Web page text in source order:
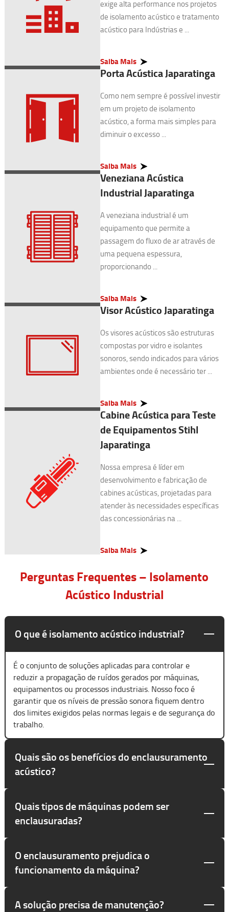
exige alta performance nos projetos
de isolamento acústico e tratamento
acústico para Indústrias e ...
Saiba Mais
Porta Acústica Japaratinga
Como nem sempre é possível investir
em um projeto de isolamento
acústico, a forma mais simples para
diminuir o excesso ...
Saiba Mais
Veneziana Acústica
Industrial Japaratinga
A veneziana industrial é um
equipamento que permite a
passagem do fluxo de ar através de
uma pequena espessura,
proporcionando ...
Saiba Mais
Visor Acústico Japaratinga
Os visores acústicos são estruturas
compostas por vidro e isolantes
sonoros, sendo indicados para vários
ambientes onde é necessário ter ...
Saiba Mais
Cabine Acústica para Teste
de Equipamentos Stihl
Japaratinga
Nossa empresa é líder em
desenvolvimento e fabricação de
cabines acústicas, projetadas para
atender às necessidades específicas
das concessionárias na ...
Saiba Mais
Perguntas Frequentes – Isolamento
Acústico Industrial
O que é isolamento acústico industrial?
É o conjunto de soluções aplicadas para controlar e
reduzir a propagação de ruídos gerados por máquinas,
equipamentos ou processos industriais. Nosso foco é
garantir que os níveis de pressão sonora fiquem dentro
dos limites exigidos pelas normas legais e de segurança do
trabalho.
Quais são os benefícios do enclausuramento
acústico?
Quais tipos de máquinas podem ser
enclausuradas?
O enclausuramento prejudica o
funcionamento da máquina?
A solução precisa de manutenção?